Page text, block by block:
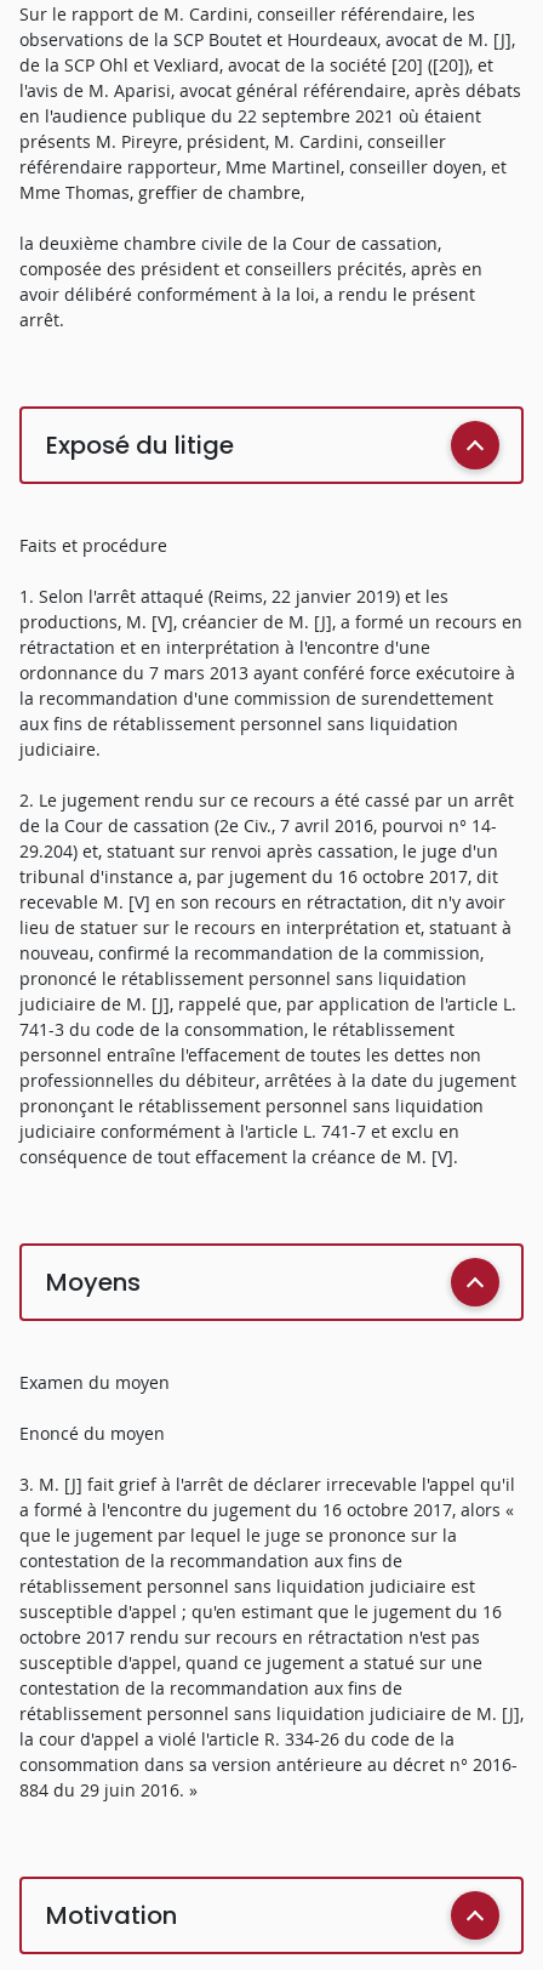
Sur le rapport de M. Cardini, conseiller référendaire, les
observations de la SCP Boutet et Hourdeaux, avocat de M. [J],
de la SCP Ohl et Vexliard, avocat de la société [20] ([20]), et
l'avis de M. Aparisi, avocat général référendaire, après débats
en l'audience publique du 22 septembre 2021 où étaient
présents M. Pireyre, président, M. Cardini, conseiller
référendaire rapporteur, Mme Martinel, conseiller doyen, et
Mme Thomas, greffier de chambre,
la deuxième chambre civile de la Cour de cassation,
composée des président et conseillers précités, après en
avoir délibéré conformément à la loi, a rendu le présent
arrêt.
Exposé du litige
Faits et procédure
1. Selon l'arrêt attaqué (Reims, 22 janvier 2019) et les
productions, M. [V], créancier de M. [J], a formé un recours en
rétractation et en interprétation à l'encontre d'une
ordonnance du 7 mars 2013 ayant conféré force exécutoire à
la recommandation d'une commission de surendettement
aux fins de rétablissement personnel sans liquidation
judiciaire.
2. Le jugement rendu sur ce recours a été cassé par un arrêt
de la Cour de cassation (2e Civ., 7 avril 2016, pourvoi n° 14-
29.204) et, statuant sur renvoi après cassation, le juge d'un
tribunal d'instance a, par jugement du 16 octobre 2017, dit
recevable M. [V] en son recours en rétractation, dit n'y avoir
lieu de statuer sur le recours en interprétation et, statuant à
nouveau, confirmé la recommandation de la commission,
prononcé le rétablissement personnel sans liquidation
judiciaire de M. [J], rappelé que, par application de l'article L.
741-3 du code de la consommation, le rétablissement
personnel entraîne l'effacement de toutes les dettes non
professionnelles du débiteur, arrêtées à la date du jugement
prononçant le rétablissement personnel sans liquidation
judiciaire conformément à l'article L. 741-7 et exclu en
conséquence de tout effacement la créance de M. [V].
Moyens
Examen du moyen
Enoncé du moyen
3. M. [J] fait grief à l'arrêt de déclarer irrecevable l'appel qu'il
a formé à l'encontre du jugement du 16 octobre 2017, alors «
que le jugement par lequel le juge se prononce sur la
contestation de la recommandation aux fins de
rétablissement personnel sans liquidation judiciaire est
susceptible d'appel ; qu'en estimant que le jugement du 16
octobre 2017 rendu sur recours en rétractation n'est pas
susceptible d'appel, quand ce jugement a statué sur une
contestation de la recommandation aux fins de
rétablissement personnel sans liquidation judiciaire de M. [J],
la cour d'appel a violé l'article R. 334-26 du code de la
consommation dans sa version antérieure au décret n° 2016-
884 du 29 juin 2016. »
Motivation